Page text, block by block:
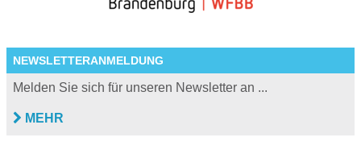
NEWSLETTERANMELDUNG
Melden Sie sich für unseren Newsletter an ...
MEHR